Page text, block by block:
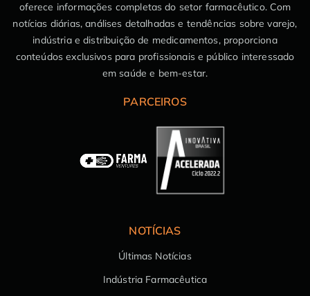
oferece informações completas do setor farmacêutico. Com
notícias diárias, análises detalhadas e tendências sobre varejo,
indústria e distribuição de medicamentos, proporciona
conteúdos exclusivos para profissionais e público interessado
em saúde e bem-estar.
PARCEIROS
NOTÍCIAS
Últimas Notícias
Indústria Farmacêutica